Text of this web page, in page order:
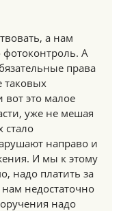
а нам
фотоконтроль. А
права
таковых
вот это малое
уже не мешая
стало
направо и
И мы к этому
надо платить за
недостаточно
надо